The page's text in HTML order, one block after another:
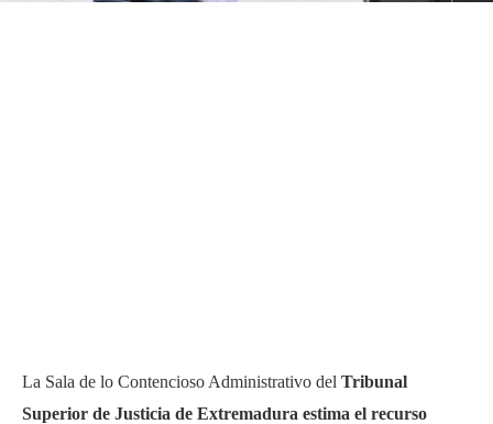
La Sala de lo Contencioso Administrativo del Tribunal
Superior de Justicia de Extremadura estima el recurso